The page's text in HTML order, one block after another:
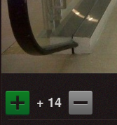
+ 14